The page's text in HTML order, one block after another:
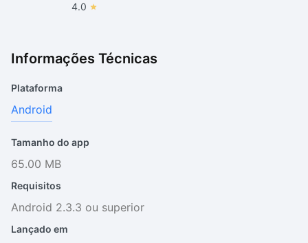
4.0
Informações Técnicas
Plataforma
Android
Tamanho do app
65.00 MB
Requisitos
Android 2.3.3 ou superior
Lançado em